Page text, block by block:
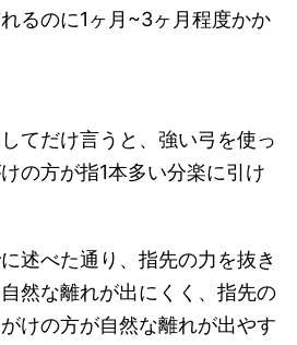
るのに1ヶ月~3ヶ月程度かか
てだけ言うと、強い弓を使っ
の方が指1本多い分楽に引け
述べた通り、指先の力を抜き
然な離れが出にくく、指先の
けの方が自然な離れが出やす